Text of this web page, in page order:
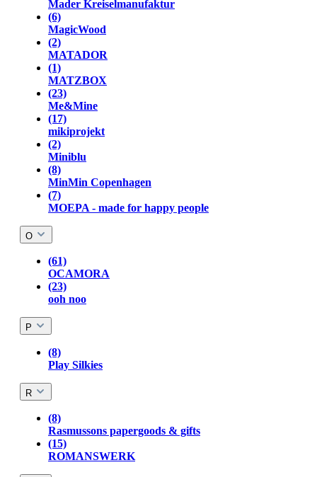
Mader Kreiselmanufaktur
(6)
MagicWood
(2)
MATADOR
(1)
MATZBOX
(23)
Me&Mine
(17)
mikiprojekt
(2)
Miniblu
(8)
MinMin Copenhagen
(7)
MOEPA - made for happy people
O
(61)
OCAMORA
(23)
ooh noo
P
(8)
Play Silkies
R
(8)
Rasmussons papergoods & gifts
(15)
ROMANSWERK